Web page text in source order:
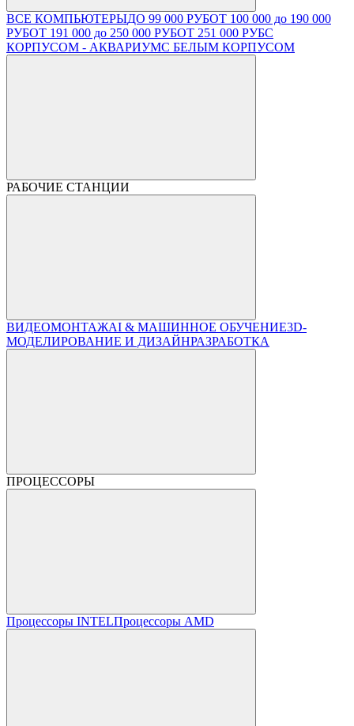
ВСЕ КОМПЬЮТЕРЫДО 99 000 РУБОТ 100 000 до 190 000
РУБОТ 191 000 до 250 000 РУБОТ 251 000 РУБС
КОРПУСОМ - АКВАРИУМС БЕЛЫМ КОРПУСОМ
РАБОЧИЕ СТАНЦИИ
ВИДЕОМОНТАЖAI & МАШИННОЕ ОБУЧЕНИЕ3D-
МОДЕЛИРОВАНИЕ И ДИЗАЙНРАЗРАБОТКА
ПРОЦЕССОРЫ
Процессоры INTELПроцессоры AMD